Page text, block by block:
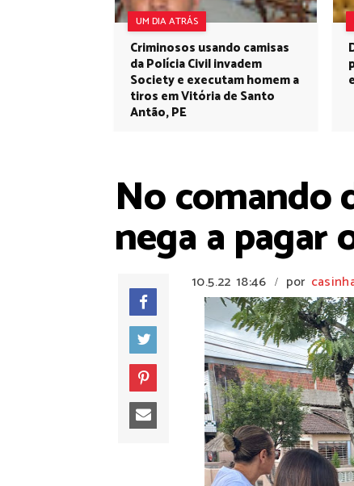
UM DIA ATRÁS
Criminosos usando camisas
da Polícia Civil invadem
Society e executam homem a
tiros em Vitória de Santo
Antão, PE
No comando
nega a pagar
10.5.22 18:46 / por